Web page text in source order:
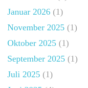
Januar 2026 (1)
November 2025 (1)
Oktober 2025 (1)
September 2025 (1)
Juli 2025 (1)